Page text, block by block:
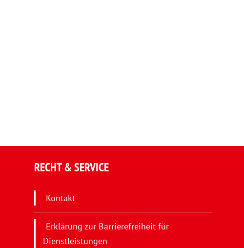
RECHT & SERVICE
Kontakt
Erklärung zur Barrierefreiheit für
Dienstleistungen